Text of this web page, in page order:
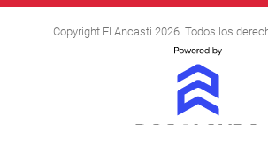
Copyright El Ancasti 2026. Todos los